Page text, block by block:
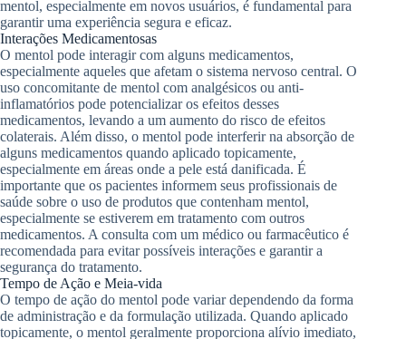
mentol, especialmente em novos usuários, é fundamental para
garantir uma experiência segura e eficaz.
Interações Medicamentosas
O mentol pode interagir com alguns medicamentos,
especialmente aqueles que afetam o sistema nervoso central. O
uso concomitante de mentol com analgésicos ou anti-
inflamatórios pode potencializar os efeitos desses
medicamentos, levando a um aumento do risco de efeitos
colaterais. Além disso, o mentol pode interferir na absorção de
alguns medicamentos quando aplicado topicamente,
especialmente em áreas onde a pele está danificada. É
importante que os pacientes informem seus profissionais de
saúde sobre o uso de produtos que contenham mentol,
especialmente se estiverem em tratamento com outros
medicamentos. A consulta com um médico ou farmacêutico é
recomendada para evitar possíveis interações e garantir a
segurança do tratamento.
Tempo de Ação e Meia-vida
O tempo de ação do mentol pode variar dependendo da forma
de administração e da formulação utilizada. Quando aplicado
topicamente, o mentol geralmente proporciona alívio imediato,